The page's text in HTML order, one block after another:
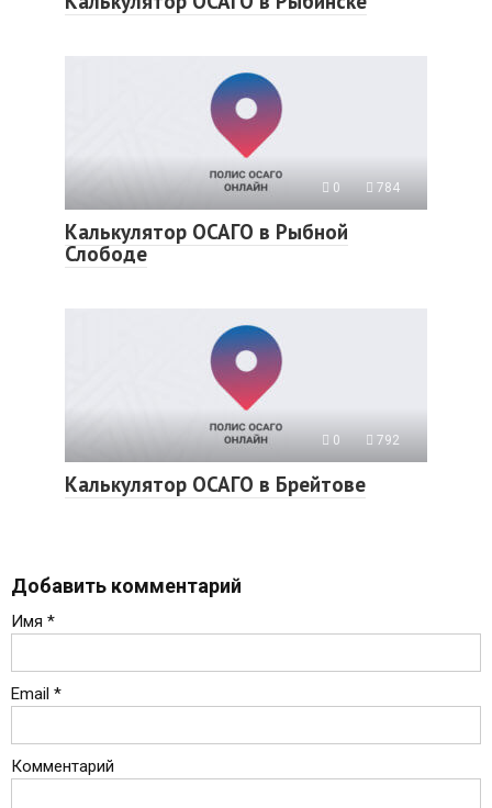
0 784
Калькулятор ОСАГО в Рыбной
Слободе
0 792
Калькулятор ОСАГО в Брейтове
Добавить комментарий
Имя *
Email *
Комментарий